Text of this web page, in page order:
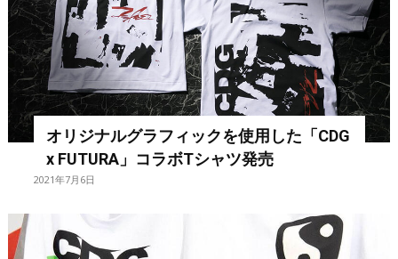
オリジナルグラフィックを使用した「CDG
x FUTURA」コラボTシャツ発売
2021年7月6日